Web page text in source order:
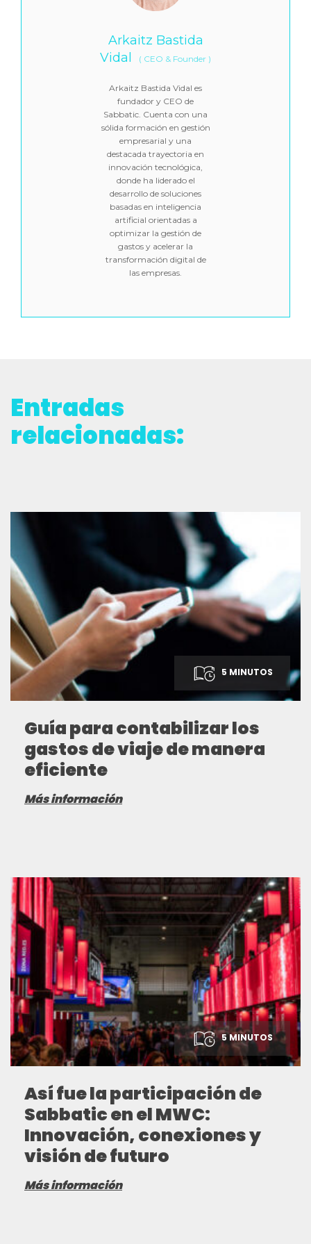
Arkaitz Bastida
Vidal
( CEO & Founder )
Arkaitz Bastida Vidal es
fundador y CEO de
Sabbatic. Cuenta con una
sólida formación en gestión
empresarial y una
destacada trayectoria en
innovación tecnológica,
donde ha liderado el
desarrollo de soluciones
basadas en inteligencia
artificial orientadas a
optimizar la gestión de
gastos y acelerar la
transformación digital de
las empresas.
Entradas
relacionadas:
5 MINUTOS
Guía para contabilizar los
gastos de viaje de manera
eficiente
Más información
5 MINUTOS
Así fue la participación de
Sabbatic en el MWC:
Innovación, conexiones y
visión de futuro
Más información